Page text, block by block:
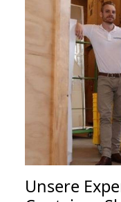
Unsere